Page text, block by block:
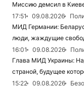
Миссию демсил в
17:51
09.08.2026
МИД Германии:
люди, жаждущие
16:01
09.08.2026
Глава МИД Украины:
страной, будущее
15:22
09.08.2026